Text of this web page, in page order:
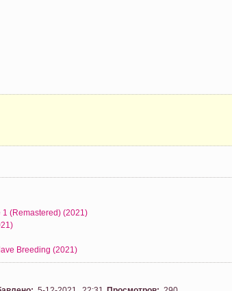
1 (Remastered) (2021)
Breeding (2021)